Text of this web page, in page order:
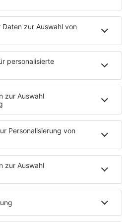
humanoide Robotik
ein neues Netzwerk für
der Region auf. Ziel ist es,
und Start-ups enger zu
sichtbarer zu machen. …